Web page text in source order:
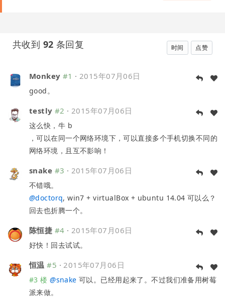
共收到 92 条回复 时间 点赞
Monkey #1 ·2015年07月06日
good。
testly #2 ·2015年07月06日
这么快，牛 b
，可以在同一个网络环境下，可以直接多个手机切换不同的
网络环境，且互不影响！
snake #3 · 2015年07月06日
不错哦。
@doctorq, win7 + virtualBox + ubuntu 14.04 可以么？
回去也折腾一个。
陈恒捷 #4 · 2015年07月06日
好快！回去试试。
恒温 #5 ·2015年07月06日
#3 楼 @snake 可以。已经用起来了。不过我们准备用树莓
派来做。